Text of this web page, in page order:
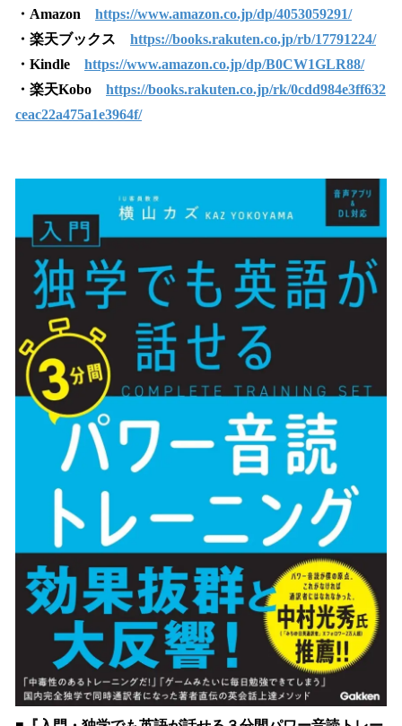
・Amazon https://www.amazon.co.jp/dp/4053059291/
・楽天ブックス https://books.rakuten.co.jp/rb/17791224/
・Kindle https://www.amazon.co.jp/dp/B0CW1GLR88/
・楽天Kobo https://books.rakuten.co.jp/rk/0cdd984e3ff632
ceac22a475a1e3964f/